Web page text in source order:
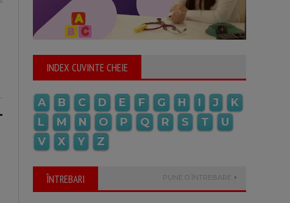
INDEX CUVINTE CHEIE
A B C D E F G H I J
K
L
M N O P Q R S T
U
V
X Y Z
ÎNTREBARI PUNE O ÎNTREBARE